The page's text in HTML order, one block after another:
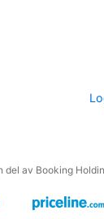
del av Booking